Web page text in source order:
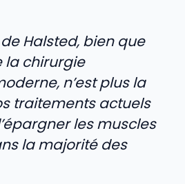
Halsted, bien que
la chirurgie
n’est plus la
traitements actuels
les muscles
la majorité des